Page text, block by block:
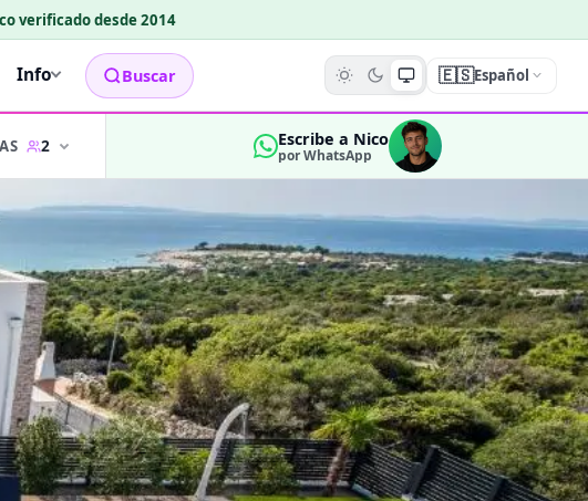
verificado desde 2014
Info Buscar 🇪🇸Español
2 Escribe a Nico
por WhatsApp